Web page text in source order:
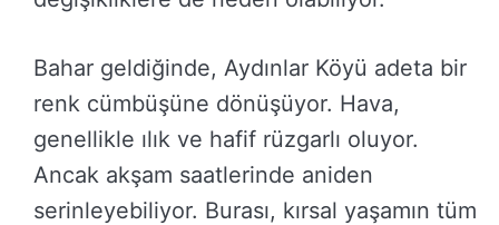
Bahar geldiğinde, Aydınlar Köyü adeta bir
renk cümbüşüne dönüşüyor. Hava,
genellikle ılık ve hafif rüzgarlı oluyor.
Ancak akşam saatlerinde aniden
serinleyebiliyor. Burası, kırsal yaşamın tüm